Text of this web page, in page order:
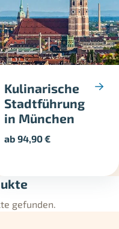
Kulinarische
Stadtführung
in München
ab94,90€
gefunden.